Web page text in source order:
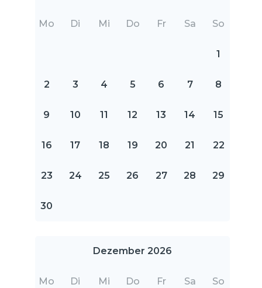
Mo Di Mi Do Fr Sa So
1
2 3 4 5 6 7 8
9 10 11 12 13 14 15
16 17 18 19 20 21 22
23 24 25 26 27 28 29
30
Dezember 2026
Mo Di Mi Do Fr Sa So